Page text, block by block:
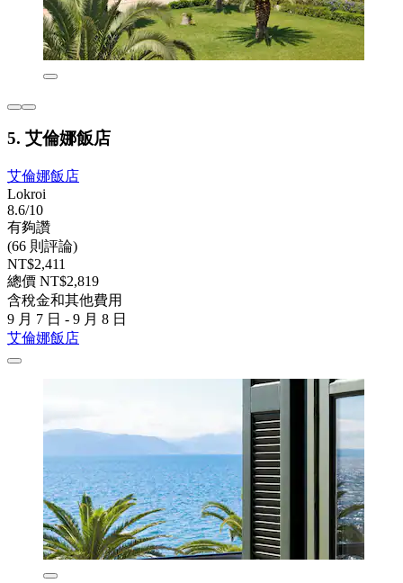
5. 艾倫娜飯店
艾倫娜飯店
Lokroi
8.6/10
有夠讚
(66 則評論)
NT$2,411
總價 NT$2,819
含稅金和其他費用
9 月 7 日 - 9 月 8 日
艾倫娜飯店